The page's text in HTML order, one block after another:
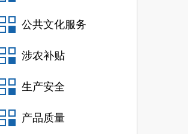
公共文化服务
涉农补贴
生产安全
产品质量